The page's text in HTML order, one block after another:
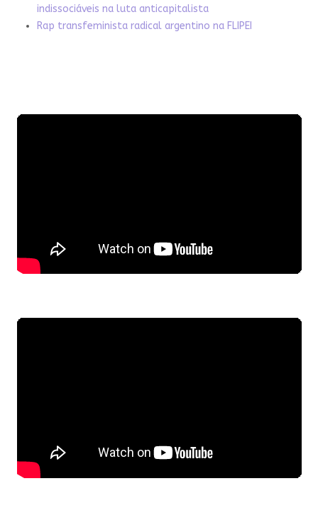
indissociáveis na luta anticapitalista
Rap transfeminista radical argentino na FLIPEI